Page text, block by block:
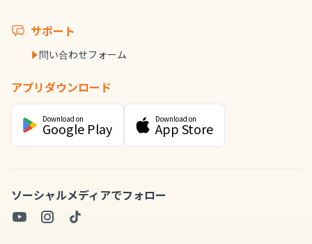
サポート
問い合わせフォーム
アプリダウンロード
Download on
Google Play
Download on
App Store
ソーシャルメディアでフォロー